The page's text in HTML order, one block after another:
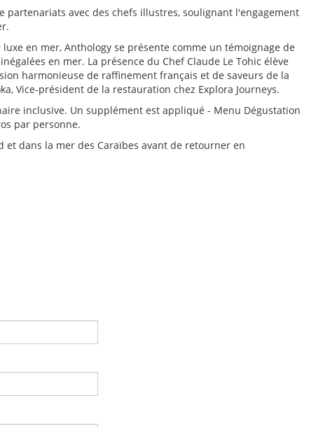
avec des chefs illustres, soulignant l'engagement
en mer, Anthology se présente comme un témoignage de
en mer. La présence du Chef Claude Le Tohic élève
harmonieuse de raffinement français et de saveurs de la
Vice-président de la restauration chez Explora Journeys.
inclusive. Un supplément est appliqué - Menu Dégustation
par personne.
et dans la mer des Caraïbes avant de retourner en